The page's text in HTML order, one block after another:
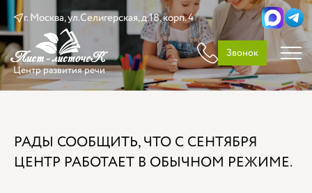
г. Москва, ул.Селигерская, д.18, корп. 4
Центр развития речи
Звонок
РАДЫ СООБЩИТЬ, ЧТО С СЕНТЯБРЯ
ЦЕНТР РАБОТАЕТ В ОБЫЧНОМ РЕЖИМЕ.